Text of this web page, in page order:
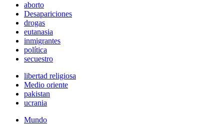
aborto
Desapariciones
drogas
eutanasia
inmigrantes
política
secuestro
libertad religiosa
Medio oriente
pakistan
ucrania
Mundo